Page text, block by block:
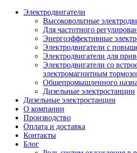
Электродвигатели
Высоковольтные
Для частотного
Энергоэффективные
Электродвигатели с
Электродвигатели для
Электродвигатели со
электромагнитным
Общепромышленного
Дизельные электростанции
Дизельные электростанции
О компании
Производство
Оплата и доставка
Контакты
Блог